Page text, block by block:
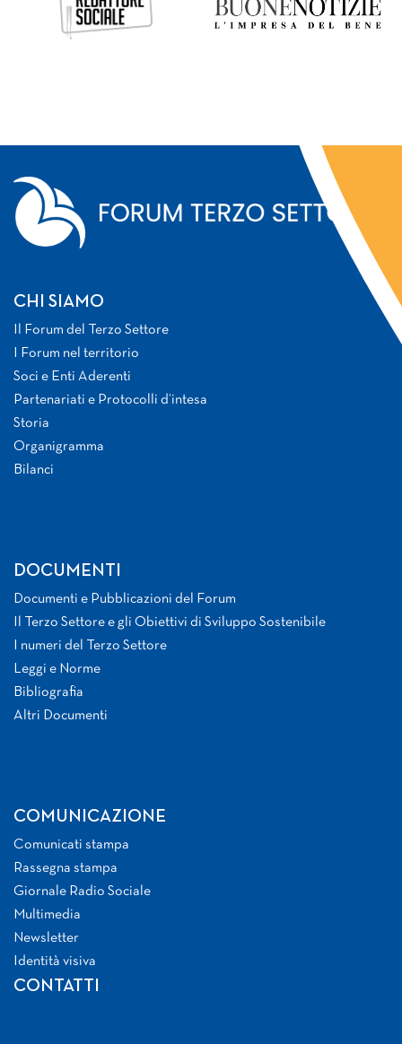
CHI SIAMO
Il Forum del Terzo Settore
I Forum nel territorio
Soci e Enti Aderenti
Partenariati e Protocolli d’intesa
Storia
Organigramma
Bilanci
DOCUMENTI
Documenti e Pubblicazioni del Forum
Il Terzo Settore e gli Obiettivi di Sviluppo Sostenibile
I numeri del Terzo Settore
Leggi e Norme
Bibliografia
Altri Documenti
COMUNICAZIONE
Comunicati stampa
Rassegna stampa
Giornale Radio Sociale
Multimedia
Newsletter
Identità visiva
CONTATTI